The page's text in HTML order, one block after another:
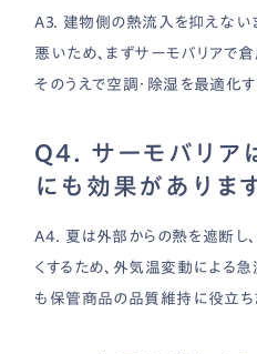
A3. 建物側の熱流入を抑えない
悪いため、まずサーモバリアで
そのうえで空調・除湿を最適化
Q4. サーモバリア
にも効果がありま
A4. 夏は外部からの熱を遮断し
くするため、外気温変動による
も保管商品の品質維持に役立ち